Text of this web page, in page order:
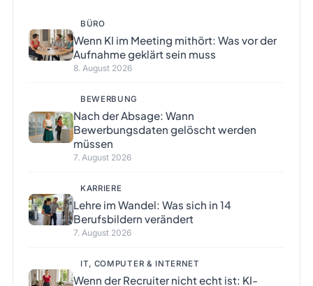
BÜRO
Wenn KI im Meeting mithört: Was vor der
Aufnahme geklärt sein muss
8. August 2026
BEWERBUNG
Nach der Absage: Wann
Bewerbungsdaten gelöscht werden
müssen
7. August 2026
KARRIERE
Lehre im Wandel: Was sich in 14
Berufsbildern verändert
7. August 2026
IT, COMPUTER & INTERNET
Wenn der Recruiter nicht echt ist: KI-